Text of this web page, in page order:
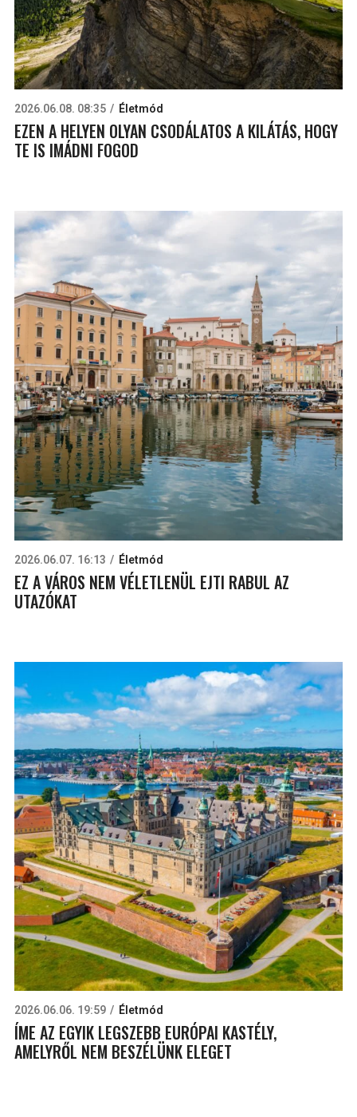
2026.06.08. 08:35 Életmód
EZEN A HELYEN OLYAN CSODÁLATOS A KILÁTÁS, HOGY
TE IS IMÁDNI FOGOD
2026.06.07. 16:13 Életmód
EZ A VÁROS NEM VÉLETLENÜL EJTI RABUL AZ
UTAZÓKAT
2026.06.06. 19:59 Életmód
ÍME AZ EGYIK LEGSZEBB EURÓPAI KASTÉLY,
AMELYRŐL NEM BESZÉLÜNK ELEGET